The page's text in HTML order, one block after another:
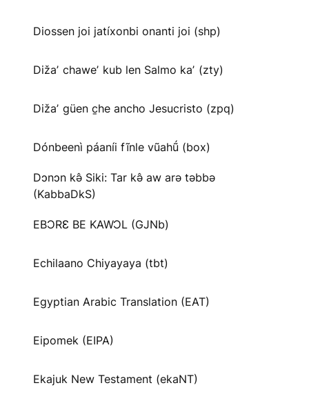
Diossen joi jatíxonbi onanti joi (shp)
Dižaʼ chaweʼ kub len Salmo kaʼ (zty)
Dižaʼ güen c̱he ancho Jesucristo (zpq)
Dónbeenì páaníi fĩnle vũahṹ (box)
Dɔnɔn kə̂ Siki: Tar kə̂ aw arə təbbə
(KabbaDkS)
EBƆRƐ BE KAWƆL (GJNb)
Echilaano Chiyayaya (tbt)
Egyptian Arabic Translation (EAT)
Eipomek (EIPA)
Ekajuk New Testament (ekaNT)